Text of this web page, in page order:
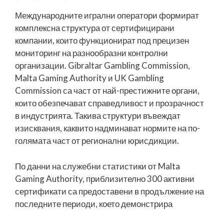
Международните игрални оператори формират
комплексна структура от сертифицирани
компании, които функционират под прецизен
мониторинг на разнообразни контролни
организации. Gibraltar Gambling Commission,
Malta Gaming Authority и UK Gambling
Commission са част от най-престижните органи,
които обезпечават справедливост и прозрачност
в индустрията. Такива структури въвеждат
изисквания, каквито надминават нормите на по-
голямата част от регионални юрисдикции.
По данни на служебни статистики от Malta
Gaming Authority, приблизително 300 активни
сертификати са предоставени в продължение на
последните периоди, което демонстрира